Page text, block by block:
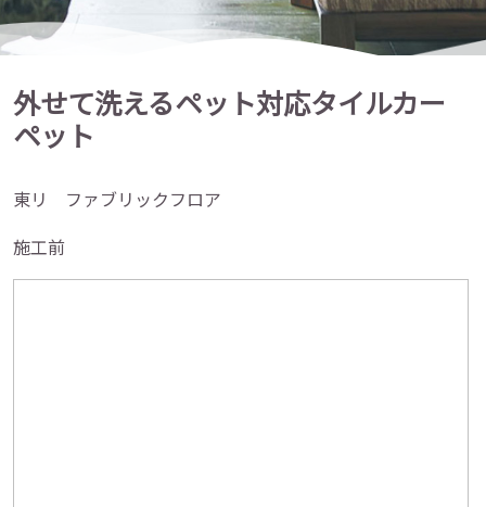
外せて洗えるペット対応タイルカー
ペット
東リ ファブリックフロア
施工前